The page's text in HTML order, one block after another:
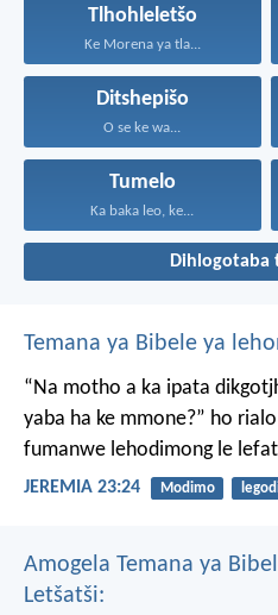
Tlhohleletšo
Ke Morena ya tla...
Ditshepišo
O se ke wa...
Tumelo
Ka baka leo, ke...
Dihlogotaba
Temana ya Bibele ya
“Na motho a ka ipata
yaba ha ke mmone?” ho
fumanwe lehodimong le
JEREMIA 23:24 Modimo
Amogela Temana ya
Letšatši: